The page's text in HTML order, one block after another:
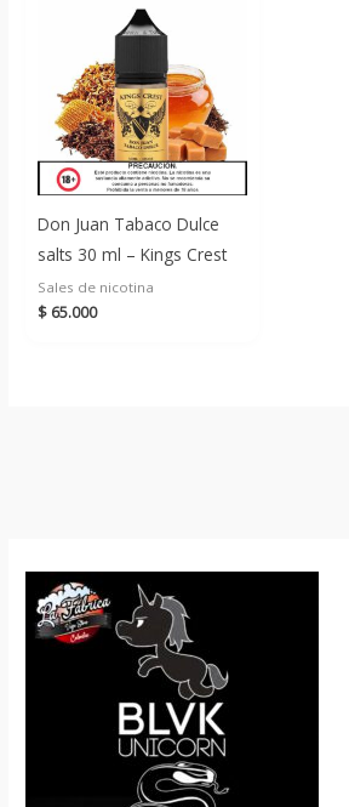
Don Juan Tabaco Dulce
salts 30 ml – Kings Crest
Sales de nicotina
$ 65.000